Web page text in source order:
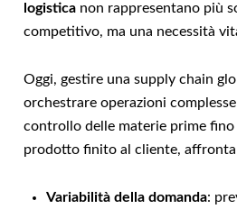
logistica non rappresentano più
competitivo, ma una necessità
Oggi, gestire una supply chain
orchestrare operazioni complesse
controllo delle materie prime fino
prodotto finito al cliente,
Variabilità della domanda: